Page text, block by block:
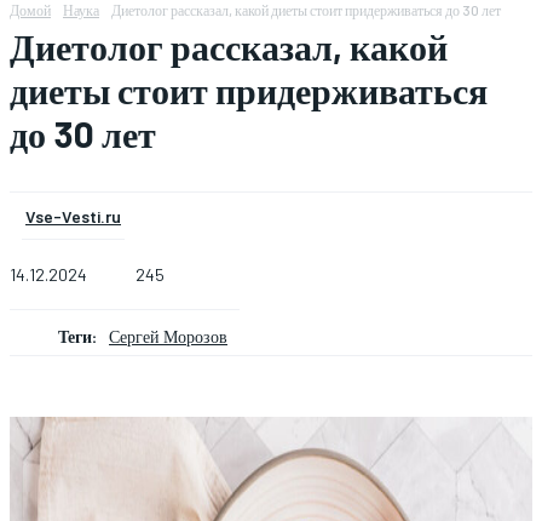
Домой Наука Диетолог рассказал, какой диеты стоит придерживаться до 30 лет
Диетолог рассказал, какой
диеты стоит придерживаться
до 30 лет
Vse-Vesti.ru
14.12.2024 245
Теги: Сергей Морозов